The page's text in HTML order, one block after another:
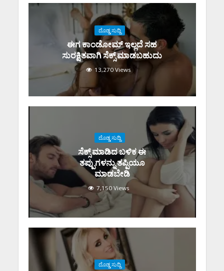
ದೊಡ್ಡ ಸುದ್ದಿ
ಈಗ ಕಾಂಡೋಮ್‌ ಇಲ್ಲದೆ ಸಹ
ಸುರಕ್ಷಿತವಾಗಿ ಸೆಕ್ಸ್‌ ಮಾಡಬಹುದು
13,270 Views
ದೊಡ್ಡ ಸುದ್ದಿ
ಸೆಕ್ಸ್‌ ಮಾಡಿದ ಬಳಿಕ ಈ
ತಪ್ಪುಗಳನ್ನು ತಪ್ಪಿಯೂ
ಮಾಡಬೇಡಿ
7,150 Views
ದೊಡ್ಡ ಸುದ್ದಿ